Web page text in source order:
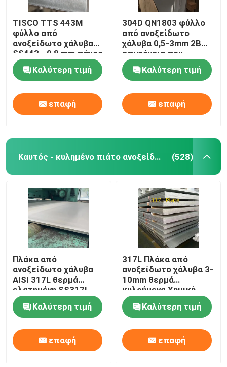
TISCO TTS 443M
φύλλο από
ανοξείδωτο χάλυβα
SS443 - 0,8 mm πάχος
αριθ. 4 Τελική και
προστατευτική
επίστρωση
Καλύτερη τιμή
επαφή
304D QN1803 φύλλο
από ανοξείδωτο
χάλυβα 0,5-3mm 2B
επιφάνεια που
χρησιμοποιείται για
την κατασκευή τοίχου
στέγης
Καλύτερη τιμή
επαφή
Καυτός - κυλημένο πιάτο ανοξείδωτου (528)
Πλάκα από
ανοξείδωτο χάλυβα
AISI 317L θερμά
ελατημένη SS317L
Πλάκα 3-60mm πάχος
1500mm-2000mm
πλάτος
Καλύτερη τιμή
επαφή
317L Πλάκα από
ανοξείδωτο χάλυβα 3-
10mm θερμά
κυλούμενα Χημική
σύνθεση 317l
ανοξείδωτου χάλυβα
Καλύτερη τιμή
επαφή